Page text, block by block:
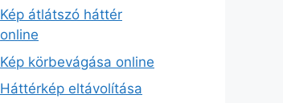
Kép átlátszó háttér
online
Kép körbevágása online
Háttérkép eltávolítása